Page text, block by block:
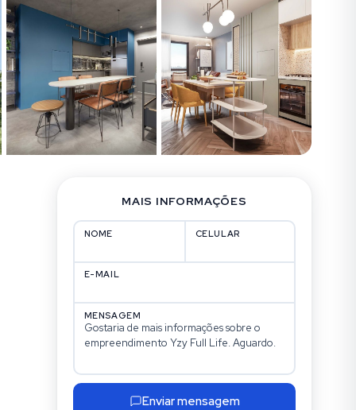
MAIS INFORMAÇÕES
NOME CELULAR
E-MAIL
MENSAGEM
Enviar mensagem